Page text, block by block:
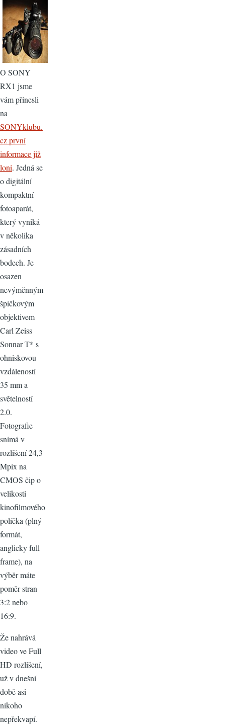
O SONY
RX1 jsme
vám přinesli
na
SONYklubu.
cz první
informace již
loni. Jedná se
o digitální
kompaktní
fotoaparát,
který vyniká
v několika
zásadních
bodech. Je
osazen
nevýměnným
špičkovým
objektivem
Carl Zeiss
Sonnar T* s
ohniskovou
vzdáleností
35 mm a
světelností
2.0.
Fotografie
snímá v
rozlišení 24,3
Mpix na
CMOS čip o
velikosti
kinofilmového
políčka (plný
formát,
anglicky full
frame), na
výběr máte
poměr stran
3:2 nebo
16:9.
Že nahrává
video ve Full
HD rozlišení,
už v dnešní
době asi
nikoho
nepřekvapí.